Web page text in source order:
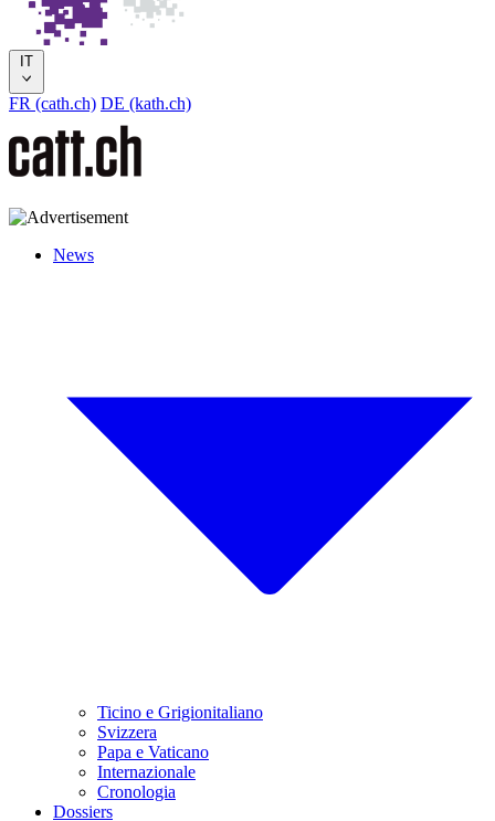
IT
FR (cath.ch) DE (kath.ch)
News
Ticino e Grigionitaliano
Svizzera
Papa e Vaticano
Internazionale
Cronologia
Dossiers